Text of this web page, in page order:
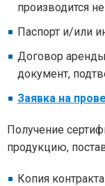
производится
Паспорт и/или
Договор
документ,
Заявка на
Получение
продукцию,
Копия контракта